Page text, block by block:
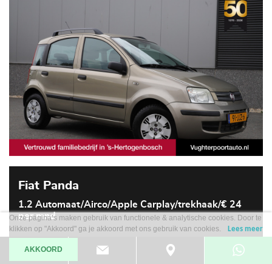
Fiat Panda
1.2 Automaat/Airco/Apple Carplay/trekhaak/€ 24
per mnd
2009
Automaat
120.990 km
Benzine
Onze pagina’s maken gebruik van functionele & analytische cookies. Door te
klikken op "Akkoord" ga je akkoord met ons gebruik van cookies.
Lees meer
AKKOORD